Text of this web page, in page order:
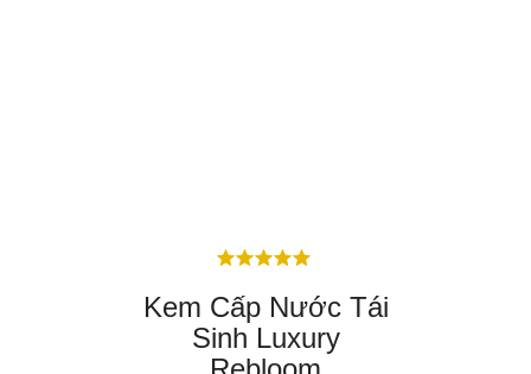
Kem Cấp Nước Tái
Sinh Luxury